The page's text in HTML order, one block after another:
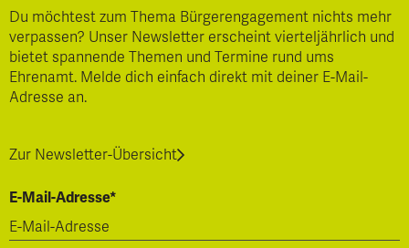
Du möchtest zum Thema Bürgerengagement nichts mehr
verpassen? Unser Newsletter erscheint vierteljährlich und
bietet spannende Themen und Termine rund ums
Ehrenamt. Melde dich einfach direkt mit deiner E-Mail-
Adresse an.
Zur Newsletter-Übersicht
E-Mail-Adresse*